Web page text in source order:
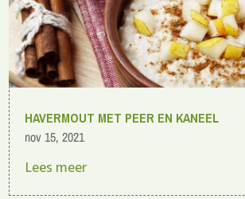
HAVERMOUT MET PEER EN KANEEL
nov 15, 2021
Lees meer